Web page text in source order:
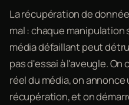
La récupération de
mal : chaque
média défaillant peut
pas d'essai à l'aveugle.
réel du média, on
récupération, et on